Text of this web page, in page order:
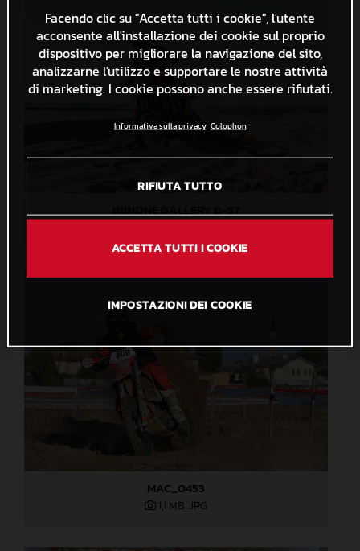
BIBIONE GALLERY B-57
MAC_0453
1,1 MB .JPG
Facendo clic su "Accetta tutti i cookie", l'utente
acconsente all'installazione dei cookie sul proprio
dispositivo per migliorare la navigazione del sito,
analizzarne l'utilizzo e supportare le nostre attività
di marketing. I cookie possono anche essere rifiutati.
Informativa sulla privacy Colophon
RIFIUTA TUTTO
ACCETTA TUTTI I COOKIE
IMPOSTAZIONI DEI COOKIE